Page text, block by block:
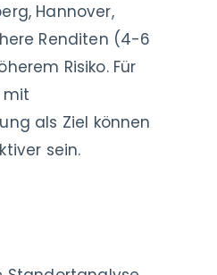
Hannover,
Renditen (4-6
Risiko. Für
mit
als Ziel können
sein.